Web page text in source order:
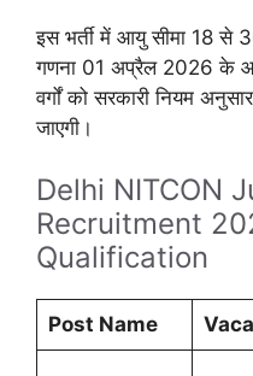
इस भर्ती में आयु सीमा 18 से
गणना 01 अप्रैल 2026 के
वर्गों को सरकारी नियम
जाएगी।
Delhi NITCON
Recruitment
Qualification
Post Name